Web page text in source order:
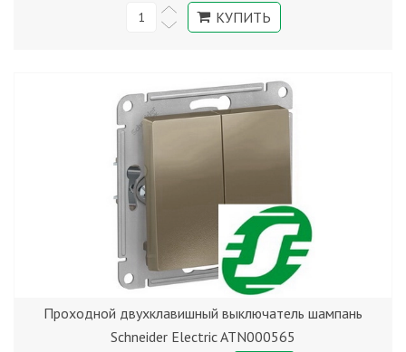
Проходной двухклавишный выключатель шампань
Schneider Electric ATN000565